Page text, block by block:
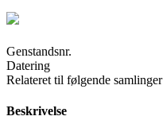
Genstandsnr.
Datering
Relateret til følgende samlinger
Beskrivelse